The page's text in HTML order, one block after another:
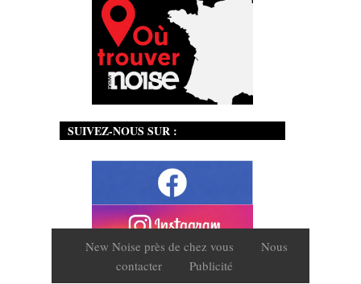
SUIVEZ-NOUS SUR :
New Noise près de chez vous
Nous
contacter
Publicité